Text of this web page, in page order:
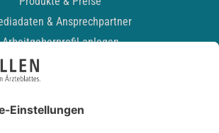
& Ansprechpartner
Arbeitgeberprofil anlegen
Recruiting-Podcast